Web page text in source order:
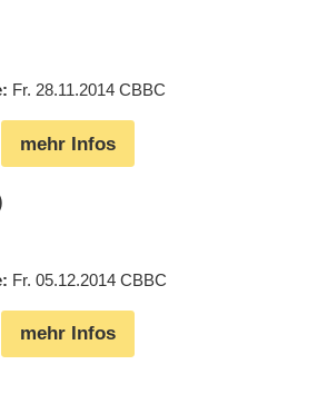
Fr. 28.11.2014 CBBC
mehr Infos
Fr. 05.12.2014 CBBC
mehr Infos